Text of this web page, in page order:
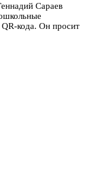
Сараев
кода. Он просит